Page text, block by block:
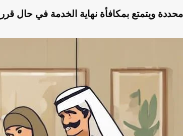
محددة ويتمتع بمكافأة نهاية الخدمة في حال